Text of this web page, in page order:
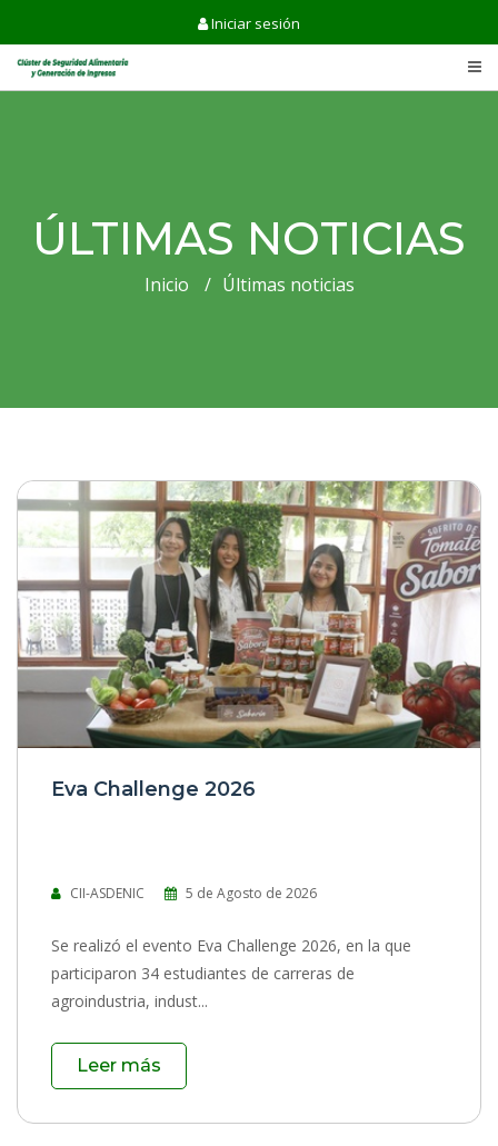
Iniciar sesión
ÚLTIMAS NOTICIAS
Inicio Últimas noticias
0 Comentarios
Eva Challenge 2026
CII-ASDENIC 5 de Agosto de 2026
Se realizó el evento Eva Challenge 2026, en la que
participaron 34 estudiantes de carreras de
agroindustria, indust...
Leer más